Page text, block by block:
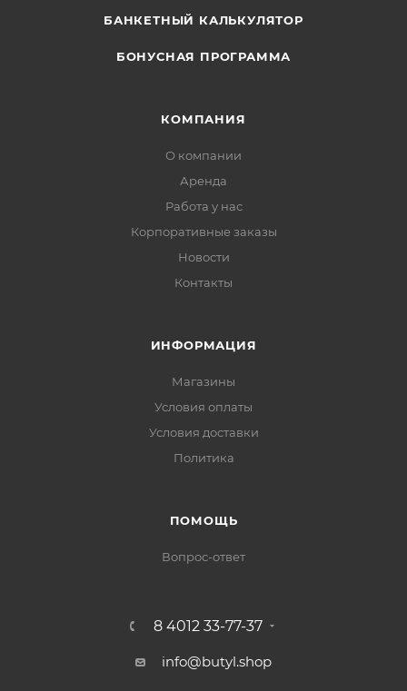
БАНКЕТНЫЙ КАЛЬКУЛЯТОР
БОНУСНАЯ ПРОГРАММА
КОМПАНИЯ
О компании
Аренда
Работа у нас
Корпоративные заказы
Новости
Контакты
ИНФОРМАЦИЯ
Магазины
Условия оплаты
Условия доставки
Политика
ПОМОЩЬ
Вопрос-ответ
8 4012 33-77-37
info@butyl.shop